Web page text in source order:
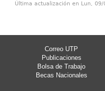
Última actualización en Lun,
Correo UTP
Publicaciones
Bolsa de Trabajo
Becas Nacionales